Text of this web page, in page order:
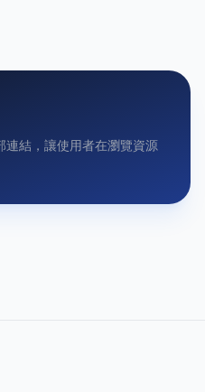
連結，讓使用者在瀏覽資源